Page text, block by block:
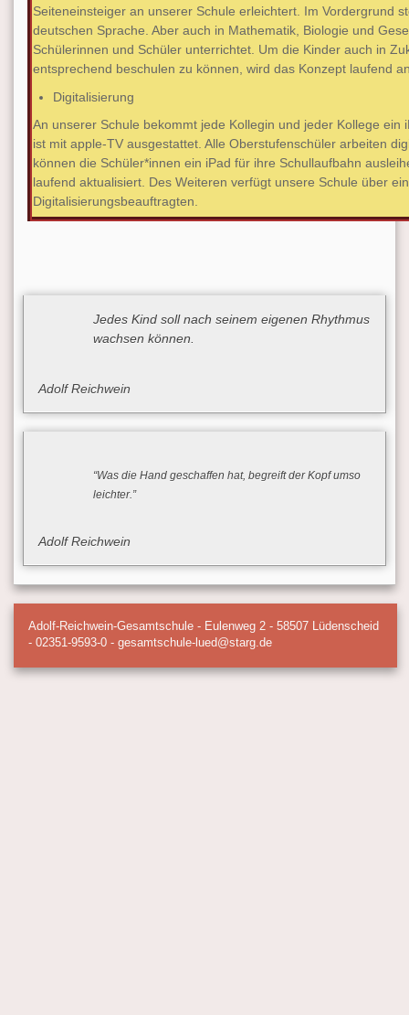
Seiteneinsteiger an unserer Schule erleichtert. Im Vordergrund
deutschen Sprache. Aber auch in Mathematik, Biologie und
Schülerinnen und Schüler unterrichtet. Um die Kinder auch in
entsprechend beschulen zu können, wird das Konzept laufend
Digitalisierung
An unserer Schule bekommt jede Kollegin und jeder Kollege ein
ist mit apple-TV ausgestattet. Alle Oberstufenschüler arbeiten
können die Schüler*innen ein iPad für ihre Schullaufbahn
laufend aktualisiert. Des Weiteren verfügt unsere Schule über
Digitalisierungsbeauftragten.
Jedes Kind soll nach seinem eigenen Rhythmus
wachsen können.
Adolf Reichwein
“Was die Hand geschaffen hat, begreift der Kopf umso
leichter.”
Adolf Reichwein
Adolf-Reichwein-Gesamtschule - Eulenweg 2 - 58507 Lüdenscheid
- 02351-9593-0 - gesamtschule-lued@starg.de